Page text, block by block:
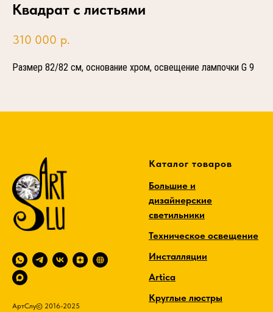
Квадрат с листьями
310 000 р.
Размер 82/82 см, основание хром, освещение лампочки G 9
АртСлу© 2016-2025
Каталог товаров
Большие и
дизайнерские
светильники
Техническое освещение
Инсталляции
Artica
Круглые люстры